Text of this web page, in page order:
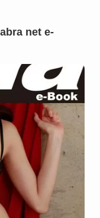
net e-